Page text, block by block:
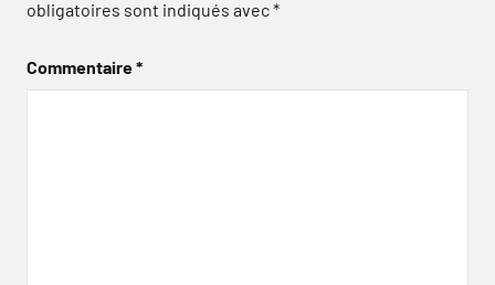
obligatoires sont indiqués avec*
Commentaire*